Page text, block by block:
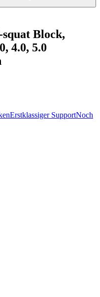
Block,
4.0, 5.0
Erstklassiger SupportNoch